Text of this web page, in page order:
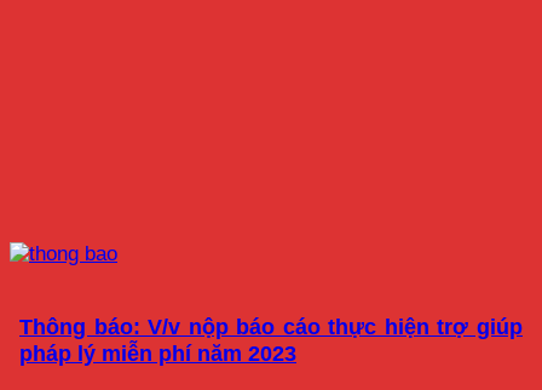
Thông báo: V/v nộp báo cáo thực hiện trợ giúp
pháp lý miễn phí năm 2023